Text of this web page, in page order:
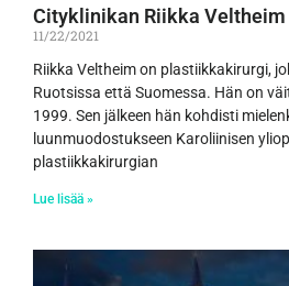
Cityklinikan Riikka Veltheim
11/22/2021
Riikka Veltheim on plastiikkakirurgi,
Ruotsissa että Suomessa. Hän on
1999. Sen jälkeen hän kohdisti
luunmuodostukseen Karoliinisen
plastiikkakirurgian
Lue lisää »